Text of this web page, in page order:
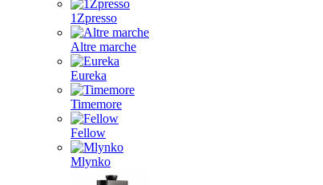
1Zpresso
Altre marche
Eureka
Timemore
Fellow
Mlynko